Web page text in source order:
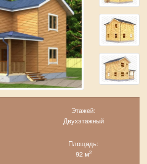
Этажей:
Двухэтажный
Площадь:
92 м2